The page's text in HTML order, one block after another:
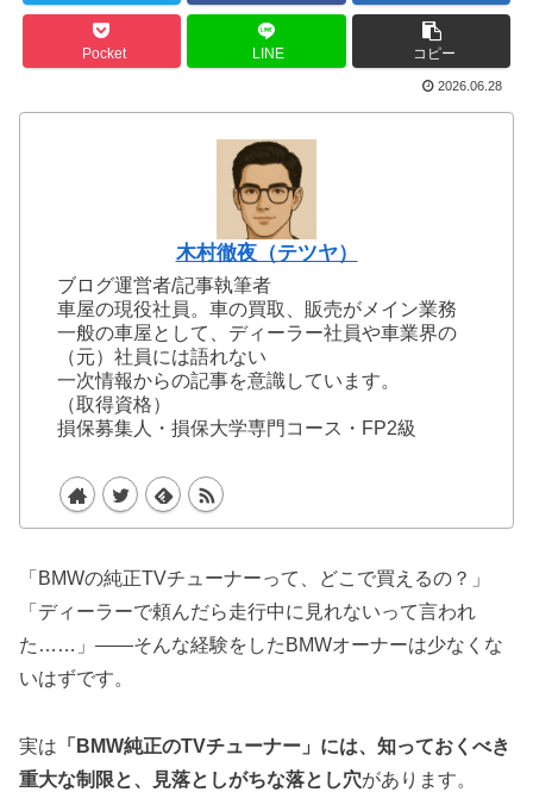
Pocket LINE コピー
2026.06.28
木村徹夜（テツヤ）
ブログ運営者/記事執筆者
車屋の現役社員。車の買取、販売がメイン業務
一般の車屋として、ディーラー社員や車業界の
（元）社員には語れない
一次情報からの記事を意識しています。
（取得資格）
損保募集人・損保大学専門コース・FP2級
「BMWの純正TVチューナーって、どこで買えるの？」
「ディーラーで頼んだら走行中に見れないって言われ
た……」——そんな経験をしたBMWオーナーは少なくな
いはずです。
実は 「BMW純正のTVチューナー」には、知っておくべき
重大な制限と、見落としがちな落とし穴があります。